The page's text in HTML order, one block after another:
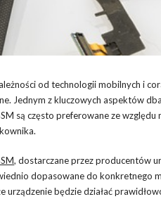
od technologii mobilnych i
Jednym z kluczowych aspektów
są często preferowane ze
, dostarczane przez producentów
dopasowane do konkretnego
urządzenie będzie działać